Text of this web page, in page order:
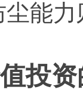
能
投